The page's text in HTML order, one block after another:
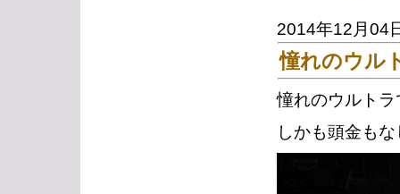
2014年12月04
憧れのウル
憧れのウルト
しかも頭金も